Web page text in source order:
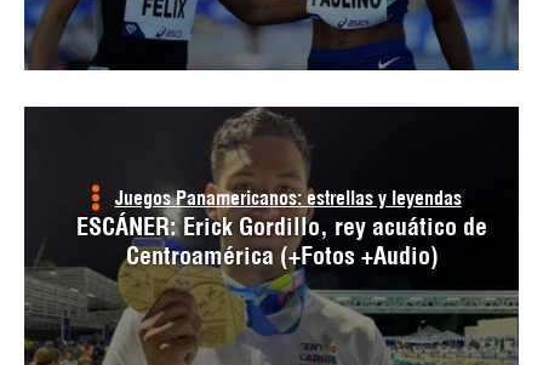
Juegos Panamericanos: estrellas y leyendas
ESCÁNER: Erick Gordillo, rey acuático de
Centroamérica (+Fotos +Audio)